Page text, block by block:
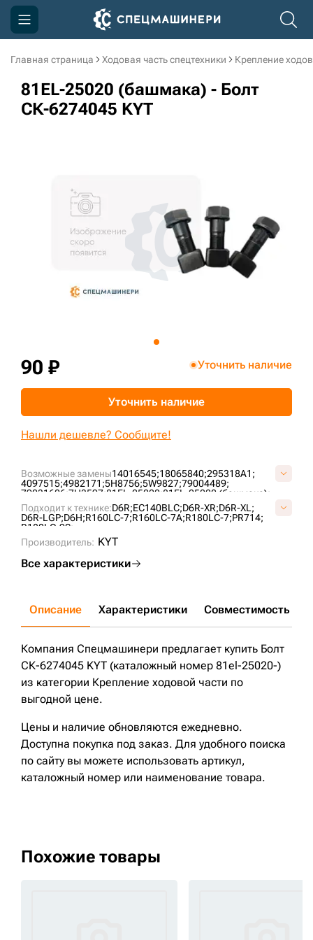
Главная страница Ходовая часть спецтехники Крепление
81EL-25020 (башмака) - Болт
СК-6274045 KYT
Возможные замены14016545;18065840;295318A1;
4097515;4982171;5H8756;5W9827;79004489;
79031606;7H3597;81EL-25020;81EL-25020 (башмака);
E181-2504;
E181-2504 (башмака); JNA0295; JNA0362;
T121478;T43323;T45096;
Подходит к технике:D6R;EC140BLC;D6R-XR;D6R-XL;
D6R-LGP;D6H;R160LC-7;R160LC-7A;R180LC-7;PR714;
R180LC-9S;
Производитель: KYT
Все характеристики
90 ₽ Уточнить наличие
Уточнить наличие
Нашли дешевле? Сообщите!
Описание Характеристики Совместимость
Компания Спецмашинери предлагает купить Болт
СК-6274045 KYT (каталожный номер 81el-25020-)
из категории Крепление ходовой части по
выгодной цене.
Цены и наличие обновляются ежедневно.
Доступна покупка под заказ. Для удобного поиска
по сайту вы можете использовать артикул,
каталожный номер или наименование товара.
Похожие товары
Компания
Акции
3D тур по производству
3D тур по складам
sksale@skdst.ru